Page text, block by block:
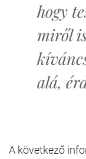
hogy
miről
alá,
A következő